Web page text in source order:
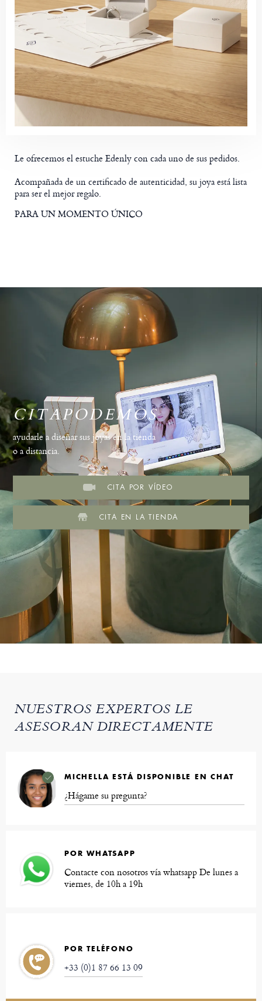
Le ofrecemos el estuche Edenly con cada uno de sus pedidos.
Acompañada de un certificado de autenticidad, su joya está lista
para ser el mejor regalo.
PARA UN MOMENTO ÚNICO
CITAPODEMOS
ayudarle a diseñar sus joyas en la tienda
o a distancia.
CITA POR VÍDEO
CITA EN LA TIENDA
NUESTROS EXPERTOS LE
ASESORAN DIRECTAMENTE
MICHELLA ESTÁ DISPONIBLE EN CHAT
¿Hágame su pregunta?
POR WHATSAPP
Contacte con nosotros vía whatsapp De lunes a
viernes, de 10h a 19h
POR TELÉFONO
+33 (0)1 87 66 13 09